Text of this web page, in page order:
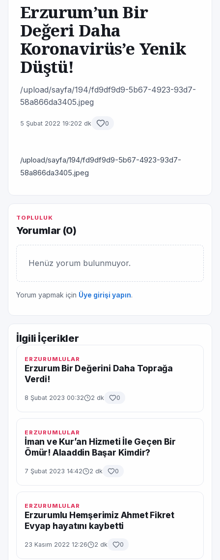
Erzurum’un Bir
Değeri Daha
Koronavirüs’e Yenik
Düştü!
/upload/sayfa/194/fd9df9d9-5b67-4923-93d7-
58a866da3405.jpeg
5 Şubat 2022 19:202 dk 0
/upload/sayfa/194/fd9df9d9-5b67-4923-93d7-
58a866da3405.jpeg
TOPLULUK
Yorumlar (0)
Henüz yorum bulunmuyor.
Yorum yapmak için Üye girişi yapın.
İlgili İçerikler
ERZURUMLULAR
Erzurum Bir Değerini Daha Toprağa
Verdi!
8 Şubat 2023 00:32 2 dk 0
ERZURUMLULAR
İman ve Kur’an Hizmeti İle Geçen Bir
Ömür! Alaaddin Başar Kimdir?
7 Şubat 2023 14:42 2 dk 0
ERZURUMLULAR
Erzurumlu Hemşerimiz Ahmet Fikret
Evyap hayatını kaybetti
23 Kasım 2022 12:26 2 dk 0